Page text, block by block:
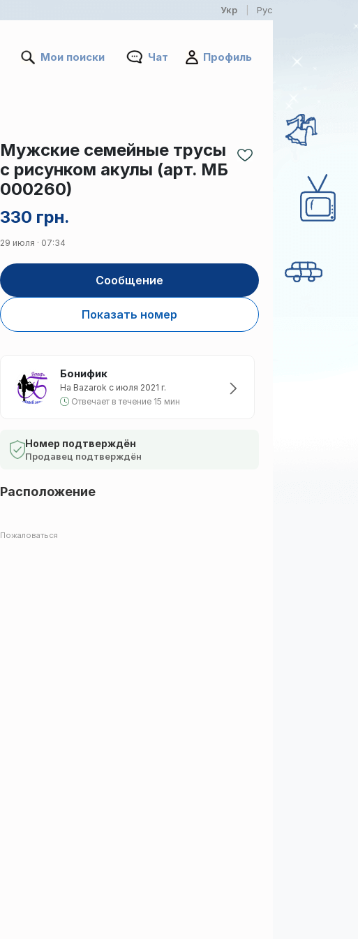
Укр Рус
Мои поиски Чат Профиль
330 грн.
Мужские семейные трусы
с рисунком акулы (арт. МБ
000260)
29 июля · 07:34
Сообщение
Показать номер
Бонифик
На Bazarok с июля 2021 г.
Отвечает в течение 15 мин
Номер подтверждён
Продавец подтверждён
Расположение
Пожаловаться